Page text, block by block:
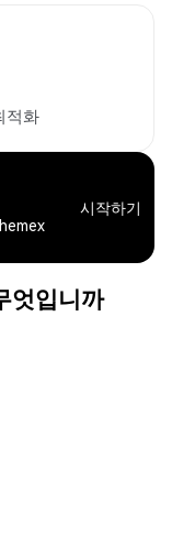
적화
시작하기
엇입니까